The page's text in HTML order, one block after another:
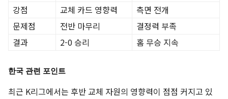
강점
교체 카드 영향력
측면 전개
문제점
전반 마무리
결정력 부족
결과
2-0 승리 홈 무승 지속
한국 관련 포인트
최근 K리그에서는 후반 교체 자원의 영향력이 점점 커지고 있